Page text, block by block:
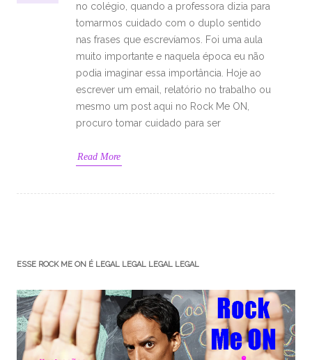
no colégio, quando a professora dizia para
tomarmos cuidado com o duplo sentido
nas frases que escrevíamos. Foi uma aula
muito importante e naquela época eu não
podia imaginar essa importância. Hoje ao
escrever um email, relatório no trabalho ou
mesmo um post aqui no Rock Me ON,
procuro tomar cuidado para ser
Read More
ESSE ROCK ME ON É LEGAL LEGAL LEGAL LEGAL